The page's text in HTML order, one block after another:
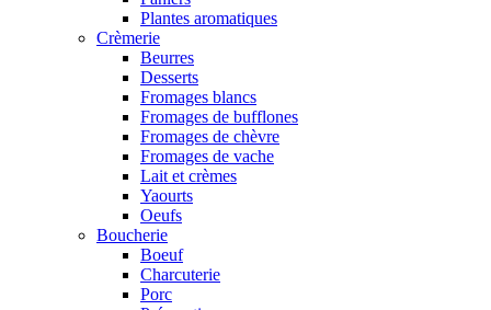
Plantes aromatiques
Crèmerie
Beurres
Desserts
Fromages blancs
Fromages de bufflones
Fromages de chèvre
Fromages de vache
Lait et crèmes
Yaourts
Oeufs
Boucherie
Boeuf
Charcuterie
Porc